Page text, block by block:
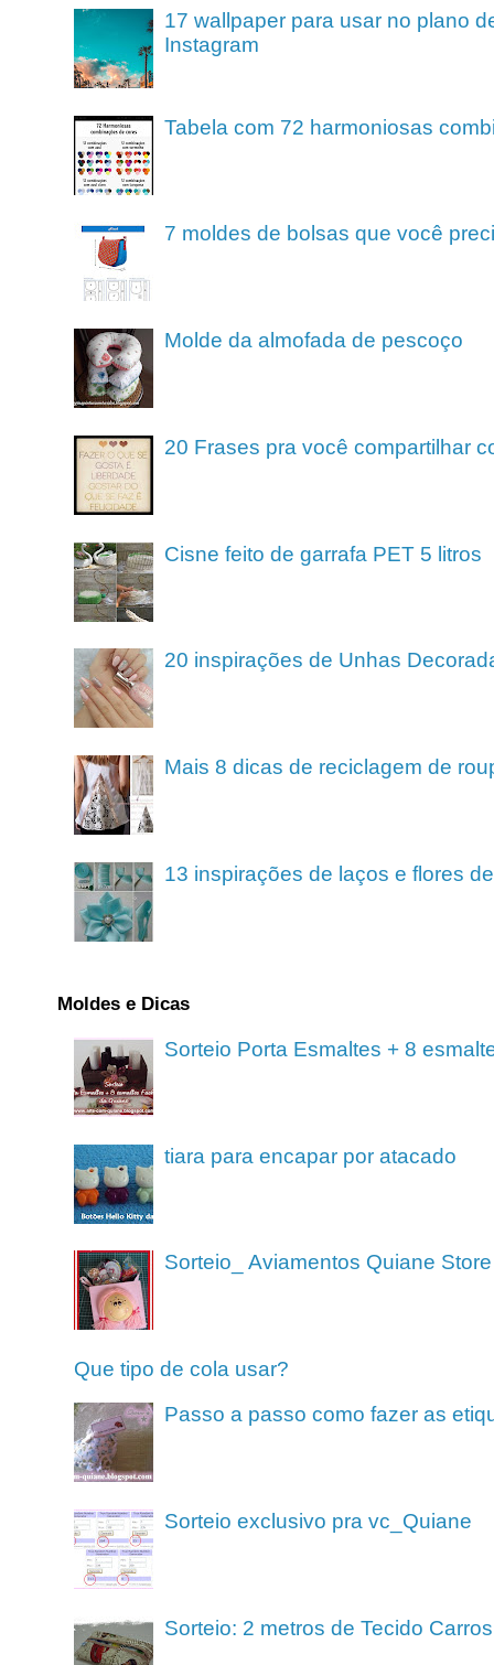
17 wallpaper para usar no plano
Instagram
Tabela com 72 harmoniosas
7 moldes de bolsas que você
Molde da almofada de pescoço
20 Frases pra você compartilhar
Cisne feito de garrafa PET 5 litros
20 inspirações de Unhas
Mais 8 dicas de reciclagem de
13 inspirações de laços e flores
Moldes e Dicas
Sorteio Porta Esmaltes + 8
tiara para encapar por atacado
Sorteio_ Aviamentos Quiane Store
Que tipo de cola usar?
Passo a passo como fazer as
Sorteio exclusivo pra vc_Quiane
Sorteio: 2 metros de Tecido Carros